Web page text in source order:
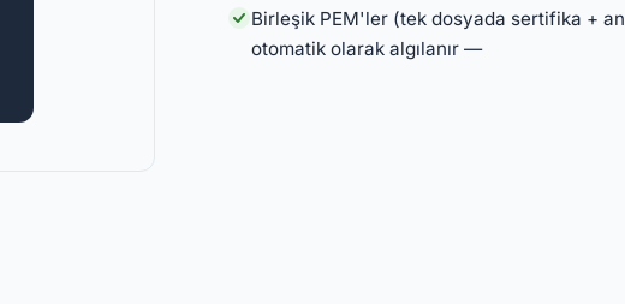
Birleşik PEM'ler (tek dosyada sertifika +
otomatik olarak algılanır —